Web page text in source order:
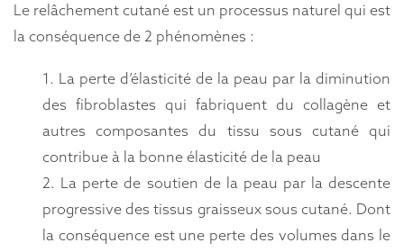
Le relâchement cutané est un processus naturel qui est
la conséquence de 2 phénomènes :
La perte d’élasticité de la peau par la diminution
des fibroblastes qui fabriquent du collagène et
autres composantes du tissu sous cutané qui
contribue à la bonne élasticité de la peau
La perte de soutien de la peau par la descente
progressive des tissus graisseux sous cutané. Dont
la conséquence est une perte des volumes dans le